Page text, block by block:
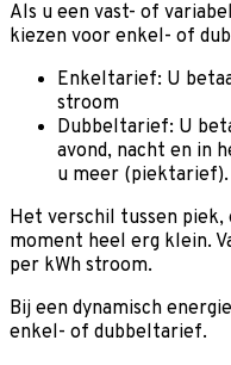
Als u een vast- of
kiezen voor enkel- of
Enkeltarief: U
stroom
Dubbeltarief: U
avond, nacht en in
u meer (piektarief).
Het verschil tussen
moment heel erg klein.
per kWh stroom.
Bij een dynamisch
enkel- of dubbeltarief.